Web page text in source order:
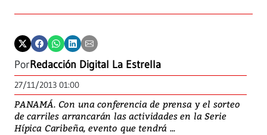
PorRedacción Digital La Estrella
27/11/2013 01:00
PANAMÁ. Con una conferencia de prensa y el sorteo
de carriles arrancarán las actividades en la Serie
Hípica Caribeña, evento que tendrá ...